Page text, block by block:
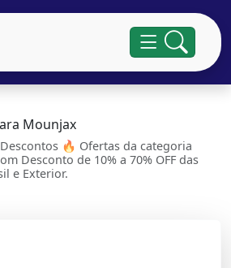
Mounjax
🔥 Ofertas da categoria
Desconto de 10% a 70% OFF das
e Exterior.